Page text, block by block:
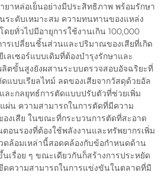
าหล่อเย็นอย่างมีประสิทธิภาพ พร้อมรักษา
ระดับเหมาะสม ความทนทานของแหล่ง
ดยทั่วไปมีอายุการใช้งานเกิน 100,000
รเปลี่ยนชิ้นส่วนและปริมาณของเสียที่เกิด
ลเซอร์แบบเดิมที่ต้องบำรุงรักษาและ
ตขั้นสูงยังผสานระบบตรวจสอบอัจฉริยะที่
แบบเรียลไทม์ ลดของเสียจากวัสดุด้วยอัล
ละกลยุทธ์การตัดแบบปรับตัวที่ช่วยเพิ่ม
ผ่น ความสามารถในการตัดที่มีความ
องเสีย ในขณะที่กระบวนการตัดที่สะอาด
อนรองที่ต้องใช้พลังงานและทรัพยากรเพิ่ม
ดล้อมเหล่านี้สอดคล้องกับข้อกำหนดด้าน
เรื่อย ๆ ขณะเดียวกันก็สร้างการประหยัด
ความสามารถในการแข่งขันในตลาดที่มี